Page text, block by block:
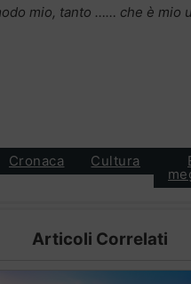
mio, tanto …… che è mio
Cronaca Cultura
Articoli Correlati